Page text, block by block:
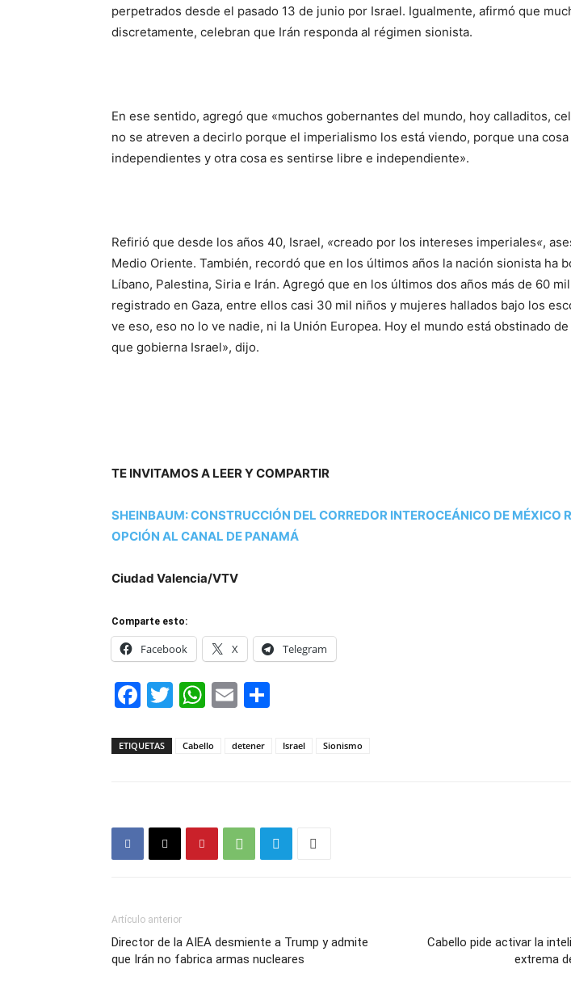
perpetrados desde el pasado 13 de junio por Israel. Igualmente, afirmó que
discretamente, celebran que Irán responda al régimen sionista.
En ese sentido, agregó que «muchos gobernantes del mundo, hoy calladitos,
no se atreven a decirlo porque el imperialismo los está viendo, porque una
independientes y otra cosa es sentirse libre e independiente».
Refirió que desde los años 40, Israel, «creado por los intereses imperiales«,
Medio Oriente. También, recordó que en los últimos años la nación sionista ha
Líbano, Palestina, Siria e Irán. Agregó que en los últimos dos años más de 60
registrado en Gaza, entre ellos casi 30 mil niños y mujeres hallados bajo los
ve eso, eso no lo ve nadie, ni la Unión Europea. Hoy el mundo está obstinado
que gobierna Israel», dijo.
TE INVITAMOS A LEER Y COMPARTIR
SHEINBAUM: CONSTRUCCIÓN DEL CORREDOR INTEROCEÁNICO DE MÉXICO
OPCIÓN AL CANAL DE PANAMÁ
Ciudad Valencia/VTV
Comparte esto:
Facebook X Telegram
Facebook
Twitter
WhatsApp
Email
ETIQUETAS Cabello detener Israel Sionismo
Artículo anterior
Director de la AIEA desmiente a Trump y admite
que Irán no fabrica armas nucleares
Cabello pide activar la
extrema